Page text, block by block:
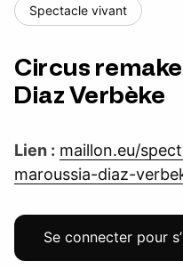
Spectacle vivant
Circus
Diaz Verbèke
Lien : maillon.eu/
maroussia-diaz-
Se connecter pour